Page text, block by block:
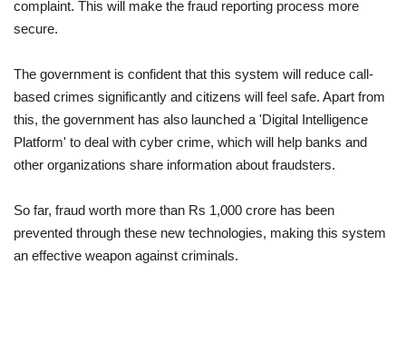
complaint. This will make the fraud reporting process more
secure.
The government is confident that this system will reduce call-
based crimes significantly and citizens will feel safe. Apart from
this, the government has also launched a 'Digital Intelligence
Platform' to deal with cyber crime, which will help banks and
other organizations share information about fraudsters.
So far, fraud worth more than Rs 1,000 crore has been
prevented through these new technologies, making this system
an effective weapon against criminals.